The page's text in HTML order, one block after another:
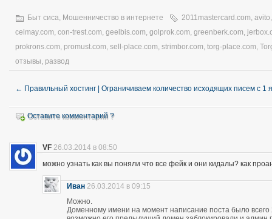
Быт сиса, Мошенничество в интернете 2011mastercard.com, avito
celmay.com, con-trest.com, geelbis.com, golprok.com, greenberk.com,
prokrons.com, promust.com, sell-place.com, strimbor.com, torg-place.com,
отзывы, развод
← Правильный хостинг | Ограничиваем количество исходящих писем с 1
Оставите комментарий ?
VF 26.03.2014 в 08:50
можно узнать как вы поняли что все фейк и они кидалы? как
Иван 26.03.2014 в 09:15
Можно.
Доменному имени на момент написание поста было